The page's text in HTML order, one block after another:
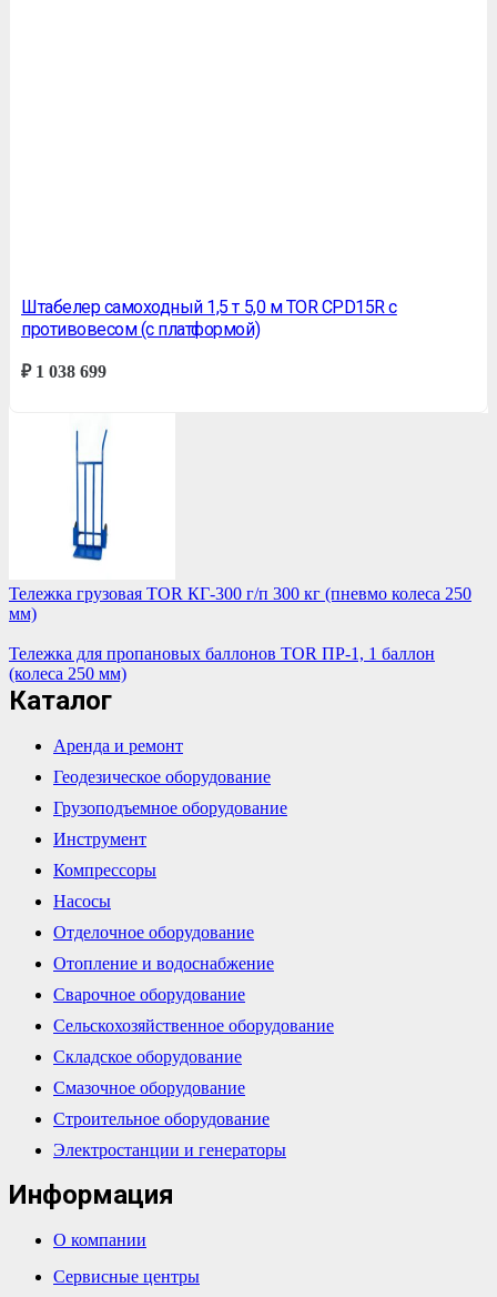
Штабелер самоходный 1,5 т 5,0 м TOR CPD15R с
противовесом (с платформой)
₽1 038 699
Тележка грузовая TOR КГ-300 г/п 300 кг (пневмо колеса 250
мм)
Тележка для пропановых баллонов TOR ПР-1, 1 баллон
(колеса 250 мм)
Каталог
Аренда и ремонт
Геодезическое оборудование
Грузоподъемное оборудование
Инструмент
Компрессоры
Насосы
Отделочное оборудование
Отопление и водоснабжение
Сварочное оборудование
Сельскохозяйственное оборудование
Складское оборудование
Смазочное оборудование
Строительное оборудование
Электростанции и генераторы
Информация
О компании
Сервисные центры